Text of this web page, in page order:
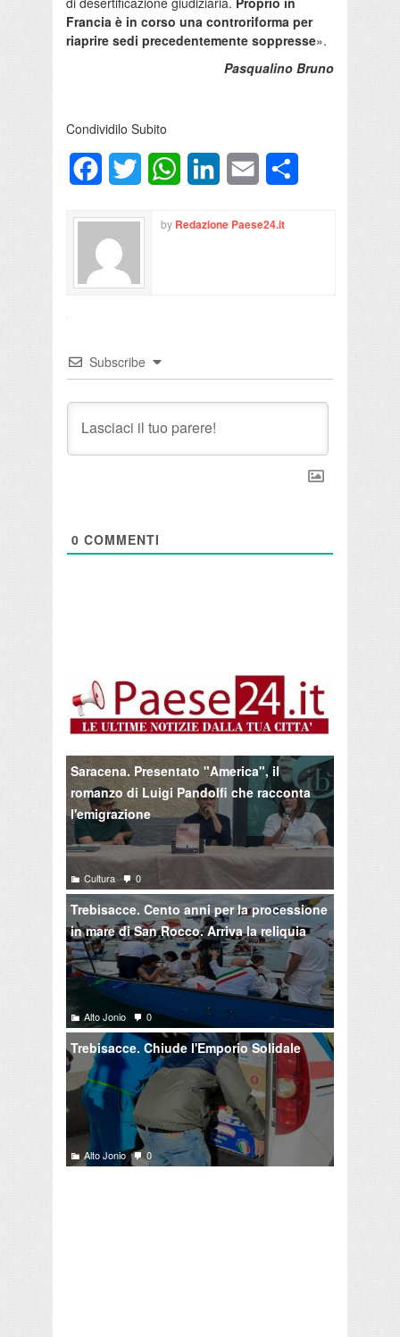
Francia è in corso una controriforma per
riaprire sedi precedentemente soppresse».
Pasqualino Bruno
Condividilo Subito
FacebookTwitter WhatsAppLinkedInEmail
by Redazione Paese24.it
Subscribe
0 COMMENTI
Saracena. Presentato "America", il
romanzo di Luigi Pandolfi che racconta
l'emigrazione
Cultura 0
Trebisacce. Cento anni per la processione
in mare di San Rocco. Arriva la reliquia
Alto Jonio 0
Trebisacce. Chiude l'Emporio Solidale
Alto Jonio 0